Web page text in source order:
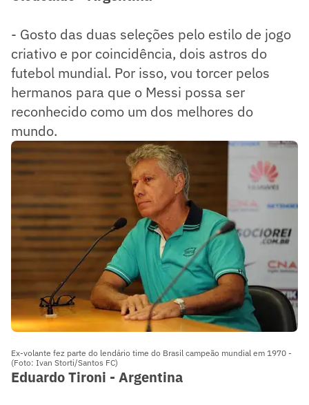
- Gosto das duas seleções pelo estilo de jogo
criativo e por coincidência, dois astros do
futebol mundial. Por isso, vou torcer pelos
hermanos para que o Messi possa ser
reconhecido como um dos melhores do
mundo.
Ex-volante fez parte do lendário time do Brasil campeão mundial em 1970 -
(Foto: Ivan Storti/Santos FC)
Eduardo Tironi - Argentina